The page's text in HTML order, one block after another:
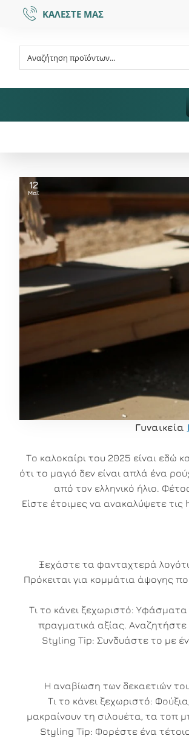
ΚΑΛΕΣΤΕ ΜΑΣ
12
Μαΐ
Γυναικεία
Το καλοκαίρι του 2025 είναι εδώ
ότι το μαγιό δεν είναι απλά ένα
από τον ελληνικό ήλιο.
Είστε έτοιμες να ανακαλύψετε
Ξεχάστε τα φανταχτερά
Πρόκειται για κομμάτια άψογης
Τι το κάνει ξεχωριστό:
πραγματικά αξίας.
Styling Tip: Συνδυάστε το με
Η αναβίωση των δεκαετιών
Τι το κάνει ξεχωριστό:
μακραίνουν τη σιλουέτα, τα τοπ
Styling Tip: Φορέστε ένα